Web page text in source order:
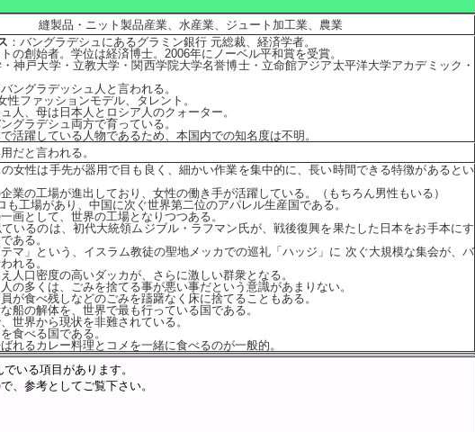
縫製品・ニット製品産業、水産業、ジュート加工業、農業
：バングラデシュにあるグラミン銀行 元総裁、経済学者。
の創始者。学位は経済博士。2006年にノーベル平和賞を受賞。
神戸大学・立教大学・関西学院大学名誉博士・立命館アジア太平洋大学アカデミック・
ングラデッシュ人と言われる。
性ファッションモデル、タレント。
人、母は日本人とロシア人のクォーター。
グラデシュ両方で育っている。
活躍している人物であるため、本国内での知名度は不明。
だと言われる。
の女性は手先が器用で目も良く、細かい作業を集中的に、長い時間できる特徴があるとい
業の工場が進出しており、女性の働き手が活躍している。（もちろん男性もいる）
も工場があり、中国に次ぐ世界第二位のアパレル生産国である。
画として、世界の工場となりつつある。
ているのは、初代大統領ムジブル・ラフマン氏が、戦後復興を果たした日本をお手本にす
ある。
テマ」という、イスラム教徒の聖地メッカでの巡礼「ハッジ」に 次ぐ大規模な集会が、バ
れる。
人口密度の高いダッカが、さらに激しい群衆となる。
の多くは、ごみを捨てる事が悪い事だという意識があまりない。
が食べ残しなどのごみを躊躇なく床に捨てることもある。
船の解体を、世界で最も行っている国である。
世界から現状を非難されている。
食べる国である。
れるカレー料理とコメを一緒に食べるのが一般的。
いる項目があります。
、参考としてご覧下さい。